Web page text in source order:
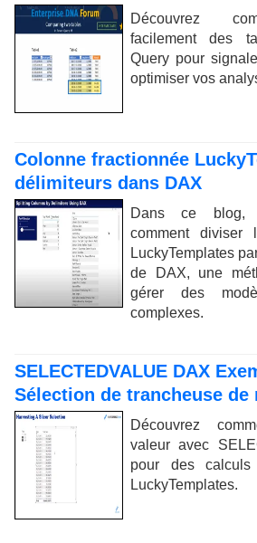
Découvrez
facilement des
Query pour
optimiser vos
Colonne fractionnée
délimiteurs dans DAX
Dans ce blog,
comment diviser
LuckyTemplates
de DAX, une
gérer des
complexes.
SELECTEDVALUE DAX
Sélection de trancheuse de
Découvrez
valeur avec
pour des calculs
LuckyTemplates.